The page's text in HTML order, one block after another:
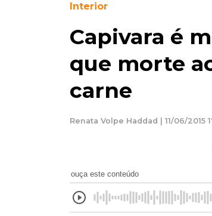
Interior
Capivara é
que morte
carne
Renata Volpe Haddad | 11/06/2015
ouça este conteúdo